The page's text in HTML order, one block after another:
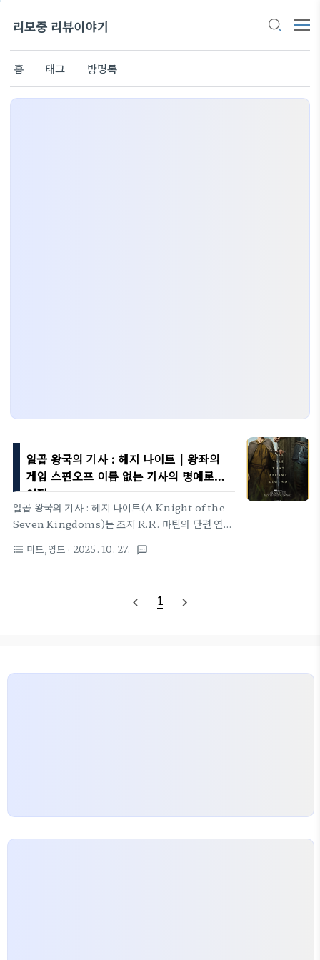
리모중 리뷰이야기
홈 태그 방명록
일곱 왕국의 기사 : 헤지 나이트 | 왕좌의
게임 스핀오프 이름 없는 기사의 명예로운
여정
일곱 왕국의 기사 : 헤지 나이트(A Knight of the
Seven Kingdoms)는 조지 R.R. 마틴의 단편 연작
운 미드로, 거대한 전쟁과 음모가 아닌 ‘작은 기사’의
인간적인 여정을 중심에 둔 작품이다. 웨스테로스 대
knight)가 명예와 정의를 향해 나아가는 이야기는
의 압도적 스케일 대신 인간적인 따뜻함과 현실적인
format_list_bulleted 미드,영드 · 2025. 10. 27. textsms
navigate_before 1 navigate_next